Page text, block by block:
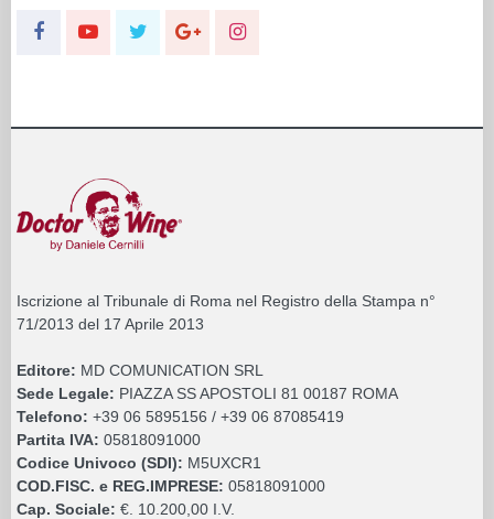
Iscrizione al Tribunale di Roma nel Registro della Stampa n°
71/2013 del 17 Aprile 2013
Editore: MD COMUNICATION SRL
Sede Legale: PIAZZA SS APOSTOLI 81 00187 ROMA
Telefono: +39 06 5895156 / +39 06 87085419
Partita IVA: 05818091000
Codice Univoco (SDI): M5UXCR1
COD.FISC. e REG.IMPRESE: 05818091000
Cap. Sociale: €. 10.200,00 I.V.